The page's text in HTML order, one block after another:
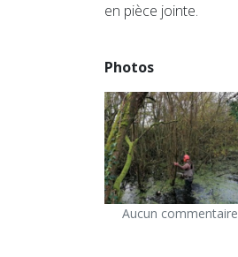
en pièce jointe.
Photos
Aucun commentaire